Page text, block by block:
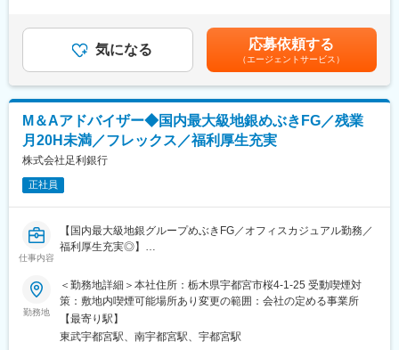
・5年を超えて更新した場合は、希望を頂ければ無期雇用契約への
転換となります。基本的には無期雇用への転換を前提とした制度
となり、入社後の無期雇用への転換率は殆ど100％。勤怠や勤務
態度に大きな問題が無ければ基本的には更新となります。業績の
達成率などが更新に影響することはございませんのでご安心くだ
さい。
変更の範囲：無
└ノルマはなく上長と相談しながら目標設定。売上だけでなく、
お客様対応の質やアフターフォローなども含めて総合的に評価
をお任せいたします。
教育、結婚、出産、老後など日々の暮らしの中で生じるお悩みに
対し、郵便局と一体となった地域密着のサービスを活かしなが
ら、一人ひとりに寄り添ったご案内・ご相談対応を行います。
例）1日の流れ：
8:30始業／9:00訪問準備～訪問※契約内容のご説明等など
12:00昼食／13:00訪問
16:00帰社（翌日以降の訪問準備・事務作業）／17:15退社
郵便局の制服を着用しているため、お話を聞いていただきやす
く、アポイント取得や訪問時のハードルが低い点も特徴です。
「あなたに相談したい」「お願いしてよかった」といった言葉を
いただけたときに、大きな達成感とやりがいを感じられます。
当、都市部に勤務する社員に対する勤務地手当等を支給■詳細は社
内規程に基づき決定します。■昇給：年1回／賞与：年2回賃金は
あくまでも目安の金額であり、選考を通じて上下する可能性があ
ります。月給(月額)は固定手当を含めた表記です。
気になる 応募依頼する
（エージェントサービス）
M＆Aアドバイザー◆国内最大級地銀めぶきFG／残業
月20H未満／フレックス／福利厚生充実
株式会社足利銀行
正社員
仕事内容
【国内最大級地銀グループめぶきFG／オフィスカジュアル勤務／
福利厚生充実◎】
■業務概要
・法人コンサルティング部（本部）に所属し、M&A担当として営
業店からの相談受付や案件発掘をはじめ、企業評価、売却・買収
提案、候補先探索、契約書草案作成、条件調整、クロージングま
で一連の業務に携わっていただきます。基本的には各営業店から
勤務地
＜勤務地詳細＞本社住所：栃木県宇都宮市桜4-1-25 受動喫煙対
策：敷地内喫煙可能場所あり変更の範囲：会社の定める事業所
【最寄り駅】
東武宇都宮駅、南宇都宮駅、宇都宮駅